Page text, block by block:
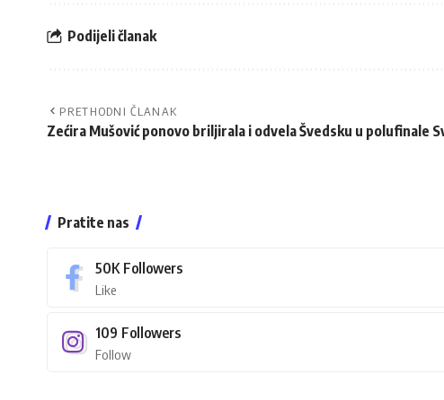
Podijeli članak
PRETHODNI ČLANAK
Zećira Mušović ponovo briljirala i odvela Švedsku u polufinale
Pratite nas
50K Followers
Like
109 Followers
Follow